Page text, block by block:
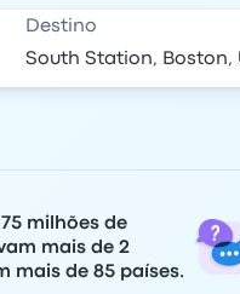
Destino
milhões de
mais de 2
mais de 85 países.